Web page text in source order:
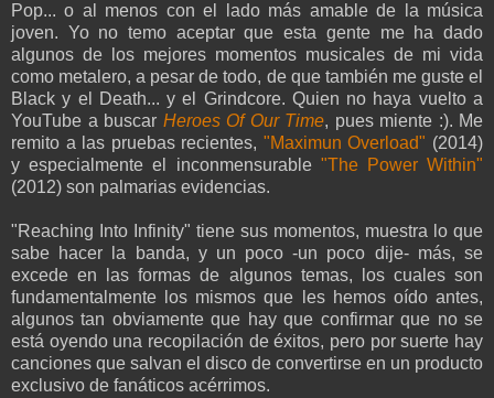
Pop... o al menos con el lado más amable de la música
joven. Yo no temo aceptar que esta gente me ha dado
algunos de los mejores momentos musicales de mi vida
como metalero, a pesar de todo, de que también me guste el
Black y el Death... y el Grindcore. Quien no haya vuelto a
YouTube a buscar Heroes Of Our Time, pues miente :). Me
remito a las pruebas recientes, "Maximun Overload" (2014)
y especialmente el inconmensurable "The Power Within"
(2012) son palmarias evidencias.
"Reaching Into Infinity" tiene sus momentos, muestra lo que
sabe hacer la banda, y un poco -un poco dije- más, se
excede en las formas de algunos temas, los cuales son
fundamentalmente los mismos que les hemos oído antes,
algunos tan obviamente que hay que confirmar que no se
está oyendo una recopilación de éxitos, pero por suerte hay
canciones que salvan el disco de convertirse en un producto
exclusivo de fanáticos acérrimos.